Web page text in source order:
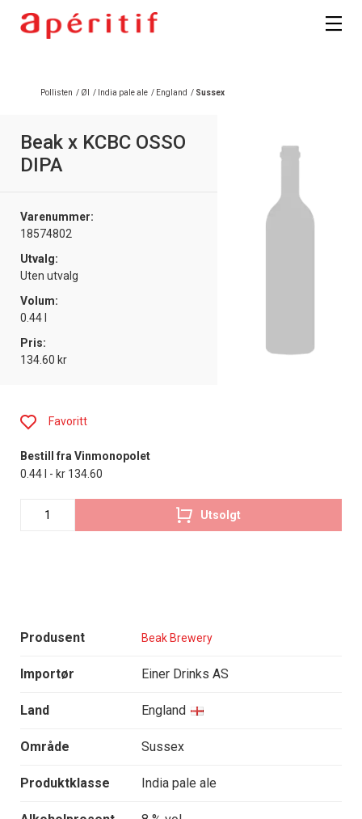
Pollisten / Øl / India pale ale / England / Sussex
Beak x KCBC OSSO
DIPA
Varenummer:
18574802
Utvalg:
Uten utvalg
Volum:
0.44 l
Pris:
134.60 kr
Produsent Beak Brewery
Importør Einer Drinks AS
Land England
Område Sussex
Produktklasse India pale ale
Favoritt
Bestill fra Vinmonopolet
0.44 l - kr 134.60
Utsolgt